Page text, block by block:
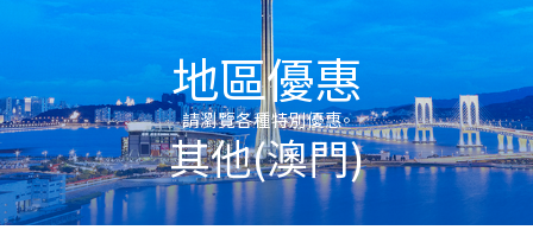
地區優惠
請瀏覽各種特別優惠。
其他(澳門)